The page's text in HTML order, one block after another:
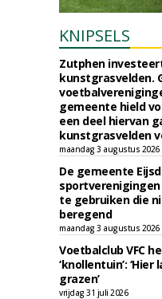
KNIPSELS
Zutphen
kunstgrasvelden.
gemeente hield
een deel hiervan
kunstgrasvelden
maandag 3 augustus 2026
De gemeente
te gebruiken die
beregend
maandag 3 augustus 2026
Voetbalclub VFC
‘knollentuin’:
grazen’
vrijdag 31 juli 2026